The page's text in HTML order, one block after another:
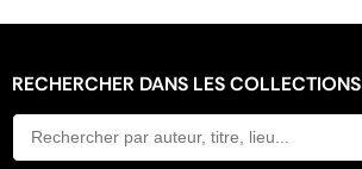
RECHERCHER DANS LES COLLECTIONS